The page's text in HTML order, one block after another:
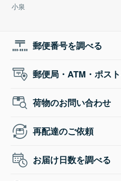
小泉
郵便番号を調べる
郵便局・ATM・ポス
荷物のお問い合わせ
再配達のご依頼
お届け日数を調べる